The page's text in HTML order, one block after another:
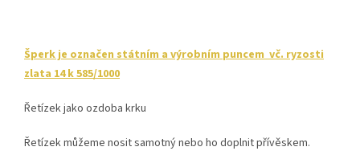
Šperk je označen státním a výrobním puncem vč. ryzosti
zlata 14 k 585/1000
Řetízek jako ozdoba krku
Řetízek můžeme nosit samotný nebo ho doplnit přívěskem.